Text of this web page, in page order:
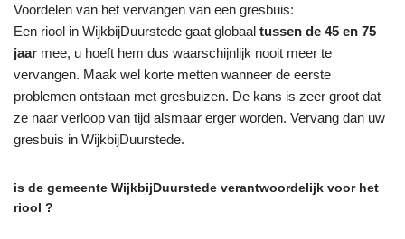
Voordelen van het vervangen van een gresbuis:
Een riool in WijkbijDuurstede gaat globaal tussen de 45 en 75
jaar mee, u hoeft hem dus waarschijnlijk nooit meer te
vervangen. Maak wel korte metten wanneer de eerste
problemen ontstaan met gresbuizen. De kans is zeer groot dat
ze naar verloop van tijd alsmaar erger worden. Vervang dan uw
gresbuis in WijkbijDuurstede.
is de gemeente WijkbijDuurstede verantwoordelijk voor het
riool ?